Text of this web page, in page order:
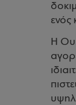
ενός
Η